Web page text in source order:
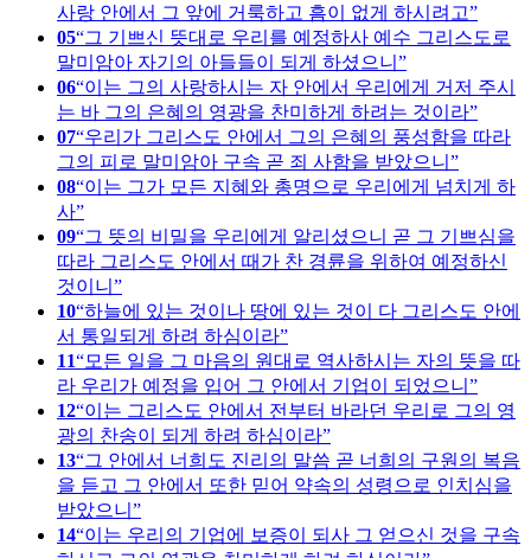
사랑 안에서 그 앞에 거룩하고 흠이 없게 하시려고
05 그 기쁘신 뜻대로 우리를 예정하사 예수 그리스도로
말미암아 자기의 아들들이 되게 하셨으니
06 이는 그의 사랑하시는 자 안에서 우리에게 거저 주시
는 바 그의 은혜의 영광을 찬미하게 하려는 것이라
07 우리가 그리스도 안에서 그의 은혜의 풍성함을 따라
그의 피로 말미암아 구속 곧 죄 사함을 받았으니
08 이는 그가 모든 지혜와 총명으로 우리에게 넘치게 하
사
09 그 뜻의 비밀을 우리에게 알리셨으니 곧 그 기쁘심을
따라 그리스도 안에서 때가 찬 경륜을 위하여 예정하신
것이니
10 하늘에 있는 것이나 땅에 있는 것이 다 그리스도 안에
서 통일되게 하려 하심이라
11
모든 일을 그 마음의 원대로 역사하시는 자의 뜻을 따
라 우리가 예정을 입어 그 안에서 기업이 되었으니
12 이는 그리스도 안에서 전부터 바라던 우리로 그의 영
광의 찬송이 되게 하려 하심이라
13 그 안에서 너희도 진리의 말씀 곧 너희의 구원의 복음
을 듣고 그 안에서 또한 믿어 약속의 성령으로 인치심을
받았으니
14 이는 우리의 기업에 보증이 되사 그 얻으신 것을 구속